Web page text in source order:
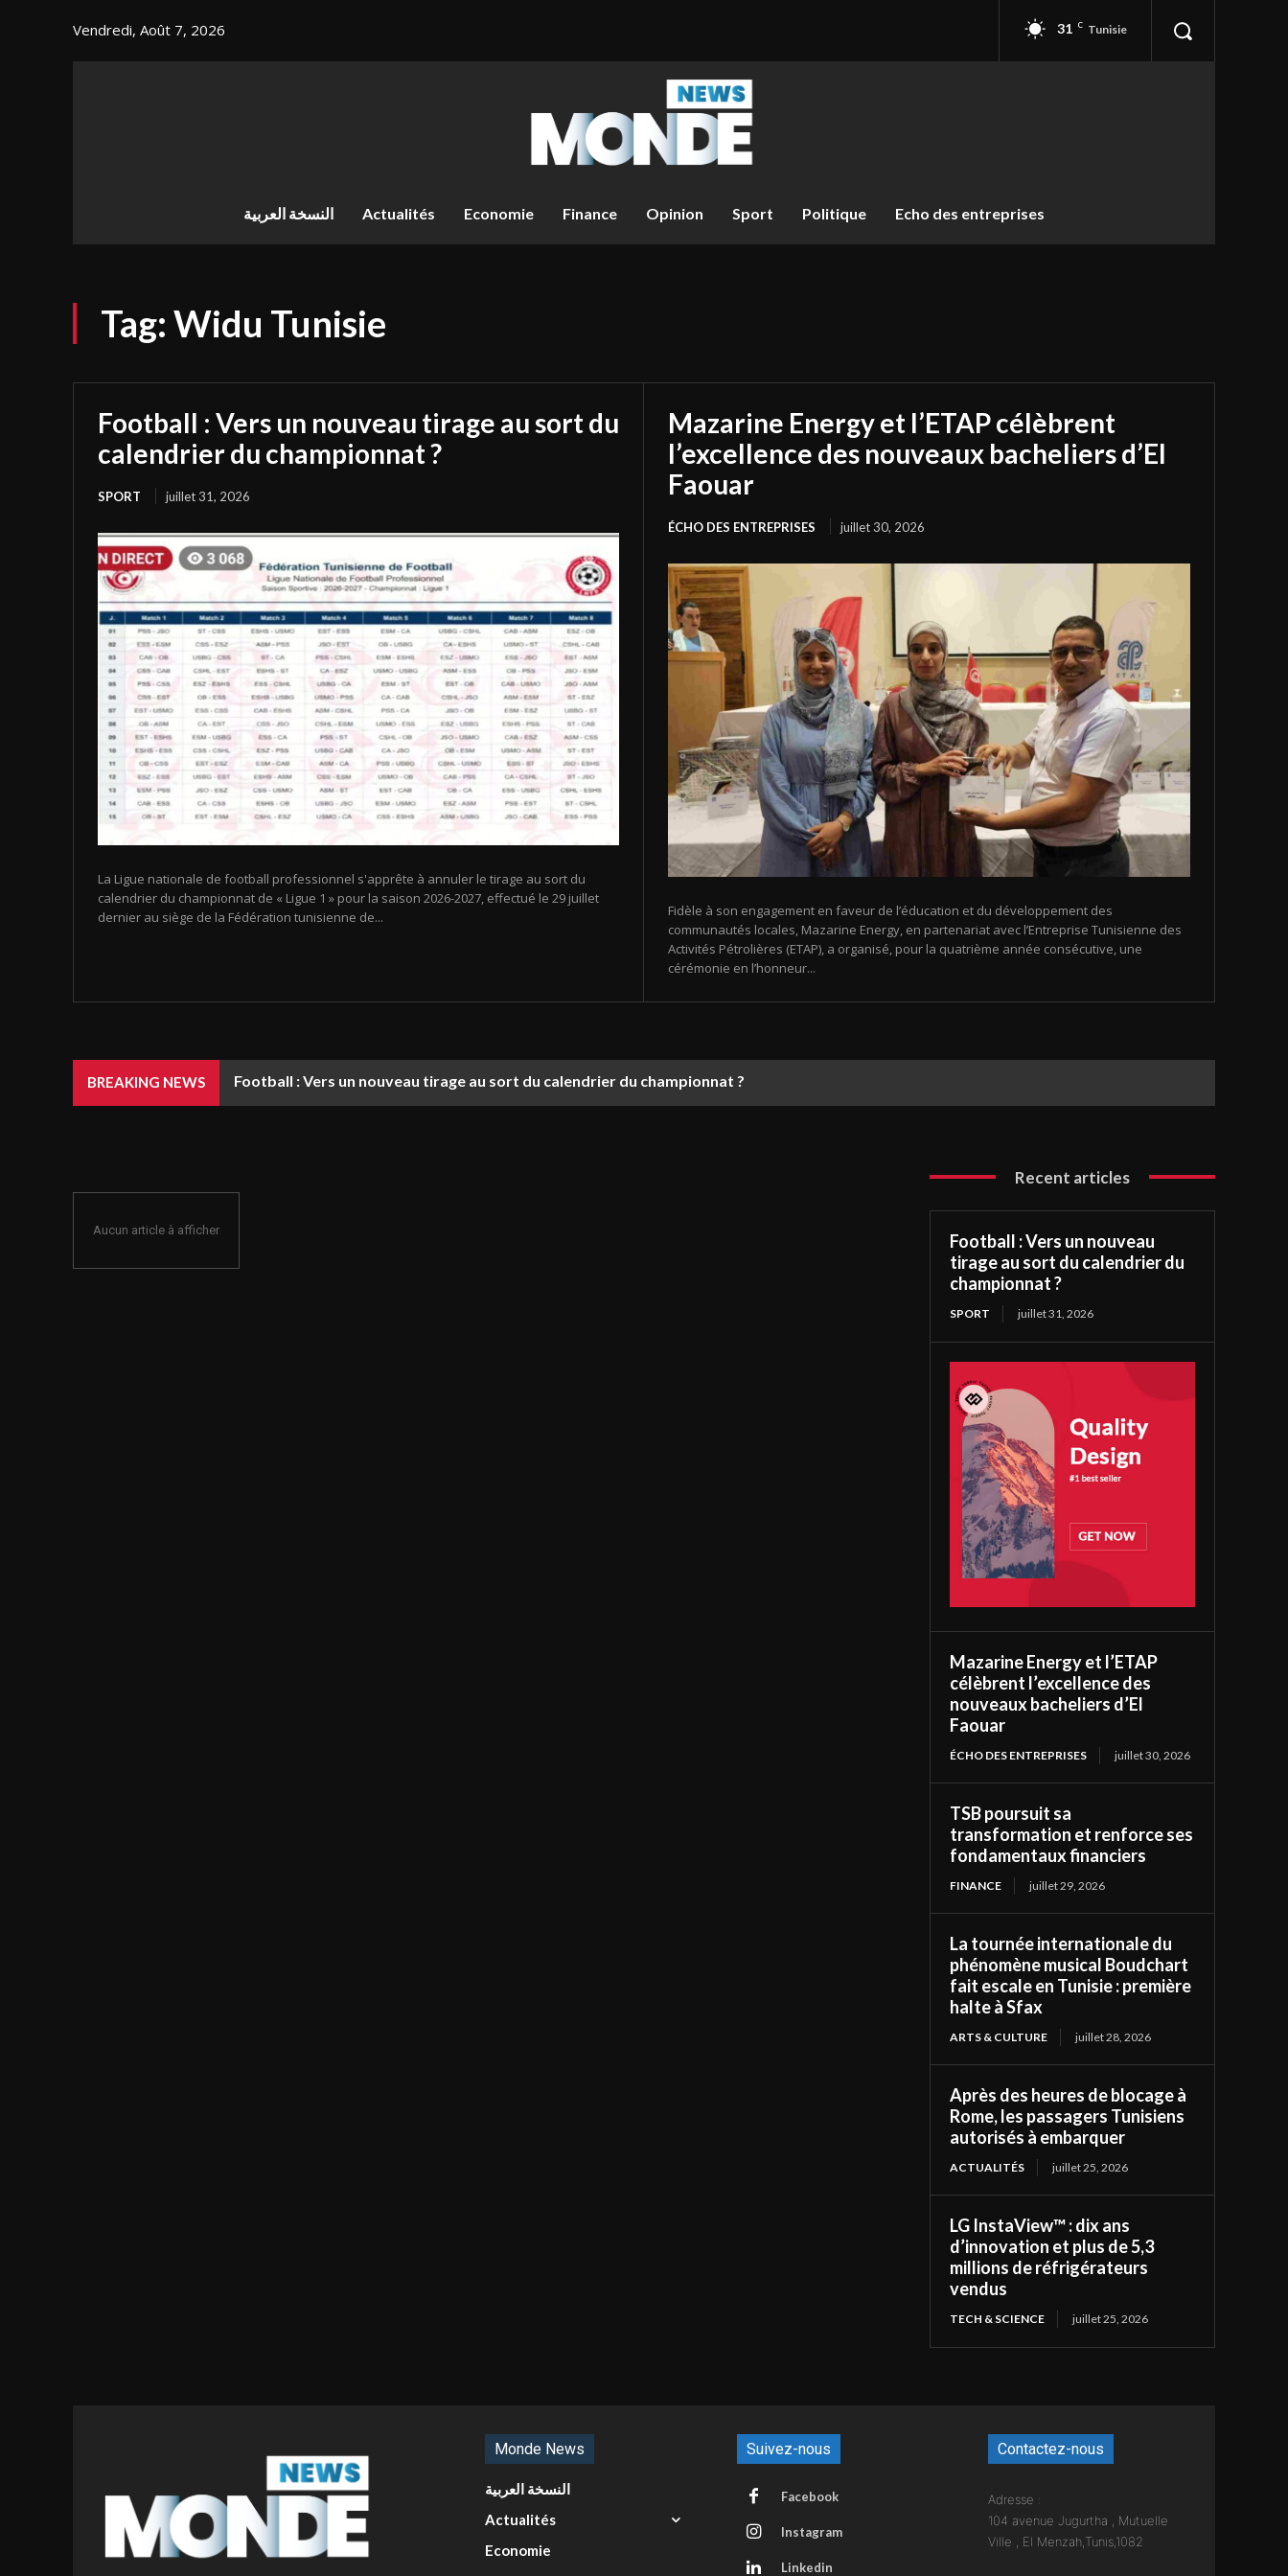
Vendredi, Août 7, 2026 31 C Tunisie
النسخة العربية Actualités Economie Finance Opinion Sport Politique Echo des entreprises
Tag:Widu Tunisie
Football : Vers un nouveau tirage au sort du
calendrier du championnat ?
SPORT juillet 31, 2026
La Ligue nationale de football professionnel s'apprête à annuler le tirage au sort du
calendrier du championnat de « Ligue 1 » pour la saison 2026-2027, effectué le 29 juillet
dernier au siège de la Fédération tunisienne de...
Mazarine Energy et l’ETAP célèbrent
l’excellence des nouveaux bacheliers d’El
Faouar
ÉCHO DES ENTREPRISES juillet 30, 2026
Fidèle à son engagement en faveur de l’éducation et du développement des
communautés locales, Mazarine Energy, en partenariat avec l’Entreprise Tunisienne des
Activités Pétrolières (ETAP), a organisé, pour la quatrième année consécutive, une
cérémonie en l’honneur...
BREAKING NEWS Football : Vers un nouveau tirage au sort du calendrier du championnat ?
Aucun article à afficher
Recent articles
Football : Vers un nouveau
tirage au sort du calendrier du
championnat ?
SPORT juillet 31, 2026
Mazarine Energy et l’ETAP
célèbrent l’excellence des
nouveaux bacheliers d’El
Faouar
ÉCHO DES ENTREPRISES juillet 30, 2026
TSB poursuit sa
transformation et renforce ses
fondamentaux financiers
FINANCE juillet 29, 2026
La tournée internationale du
phénomène musical Boudchart
fait escale en Tunisie : première
halte à Sfax
ARTS & CULTURE juillet 28, 2026
Après des heures de blocage à
Rome, les passagers Tunisiens
autorisés à embarquer
ACTUALITÉS juillet 25, 2026
LG InstaView™ : dix ans
d’innovation et plus de 5,3
millions de réfrigérateurs
vendus
TECH & SCIENCE juillet 25, 2026
Monde News
النسخة العربية
Actualités
Economie
Suivez-nous
Facebook
Instagram
Linkedin
Contactez-nous
Adresse :
104 avenue Jugurtha , Mutuelle
Ville , El Menzah,Tunis,1082